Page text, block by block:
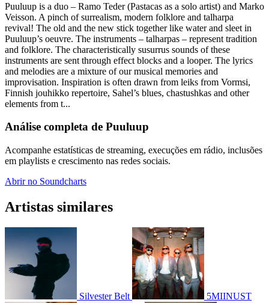
Puuluup is a duo – Ramo Teder (Pastacas as a solo artist) and Marko
Veisson. A pinch of surrealism, modern folklore and talharpa
revival! The old and the new stick together like water and sleet in
Puuluup’s oeuvre. The instruments – talharpas – represent tradition
and folklore. The characteristically susurrus sounds of these
instruments are sent through effect blocks and a looper. The lyrics
and melodies are a mixture of our musical memories and
improvisation. Inspiration is often drawn from leiks from Vormsi,
Finnish jouhikko repertoire, Sahel’s blues, chastushkas and other
elements from t...
Análise completa de Puuluup
Acompanhe estatísticas de streaming, execuções em rádio, inclusões
em playlists e crescimento nas redes sociais.
Abrir no Soundcharts
Artistas similares
Silvester Belt 5MIINUST